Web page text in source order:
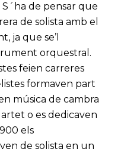
de pensar que
de solista amb el
ja que se’l
orquestral.
feien carreres
formaven part
música de cambra
o es dedicaven
els
de solista en un